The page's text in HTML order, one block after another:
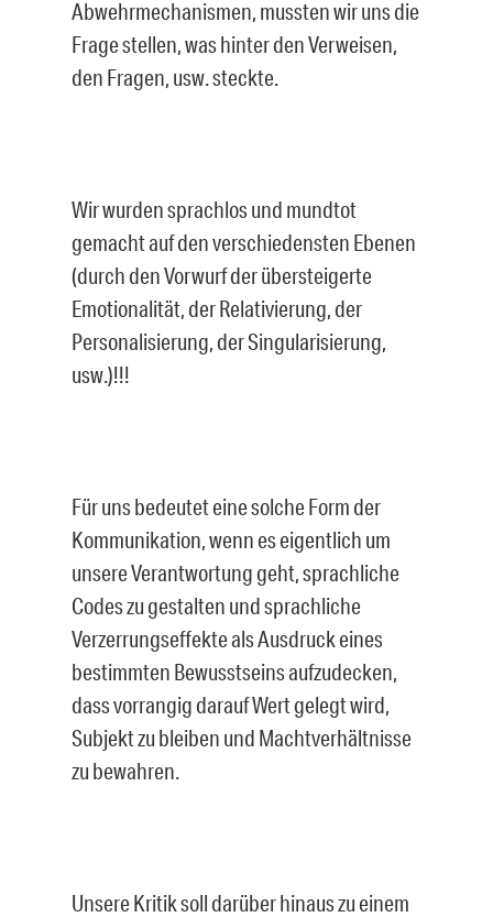
Abwehrmechanismen, mussten wir uns die
Frage stellen, was hinter den Verweisen,
den Fragen, usw. steckte.
Wir wurden sprachlos und mundtot
gemacht auf den verschiedensten Ebenen
(durch den Vorwurf der übersteigerte
Emotionalität, der Relativierung, der
Personalisierung, der Singularisierung,
usw.)!!!
Für uns bedeutet eine solche Form der
Kommunikation, wenn es eigentlich um
unsere Verantwortung geht, sprachliche
Codes zu gestalten und sprachliche
Verzerrungseffekte als Ausdruck eines
bestimmten Bewusstseins aufzudecken,
dass vorrangig darauf Wert gelegt wird,
Subjekt zu bleiben und Machtverhältnisse
zu bewahren.
Unsere Kritik soll darüber hinaus zu einem